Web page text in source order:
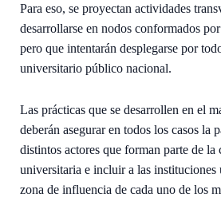
Para eso, se proyectan actividades
desarrollarse en nodos conformados
pero que intentarán desplegarse por
universitario público nacional.
Las prácticas que se desarrollen en el
deberán asegurar en todos los casos la
distintos actores que forman parte de la
universitaria e incluir a las instituciones
zona de influencia de cada uno de los